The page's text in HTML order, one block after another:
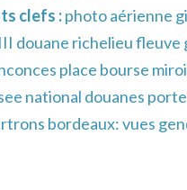
clefs :photo aérienne
douane richelieu fleuve
place bourse
national douanes
bordeaux: vues